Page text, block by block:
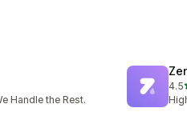
Handle the Rest.
4.5
总